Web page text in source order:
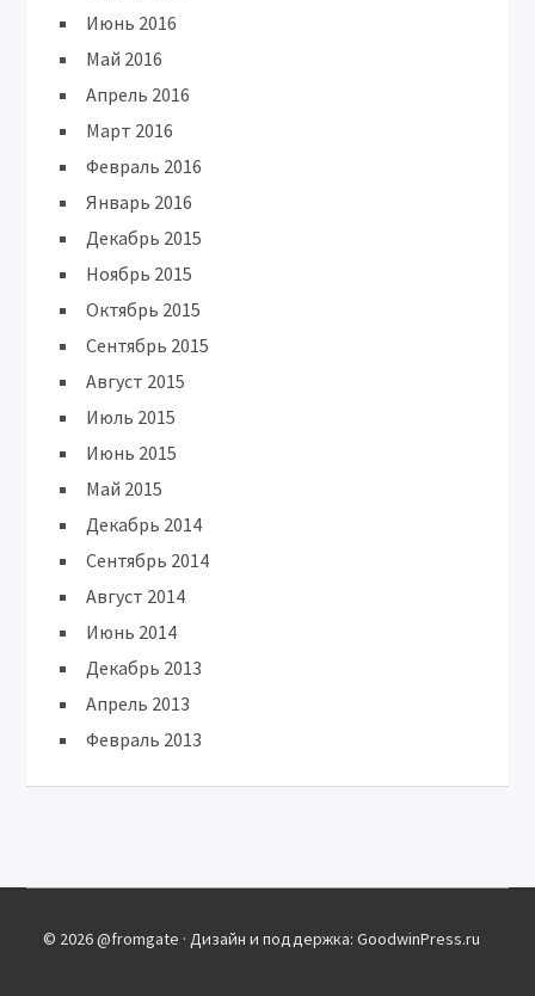
Июнь 2016
Май 2016
Апрель 2016
Март 2016
Февраль 2016
Январь 2016
Декабрь 2015
Ноябрь 2015
Октябрь 2015
Сентябрь 2015
Август 2015
Июль 2015
Июнь 2015
Май 2015
Декабрь 2014
Сентябрь 2014
Август 2014
Июнь 2014
Декабрь 2013
Апрель 2013
Февраль 2013
© 2026 @fromgate · Дизайн и поддержка: GoodwinPress.ru